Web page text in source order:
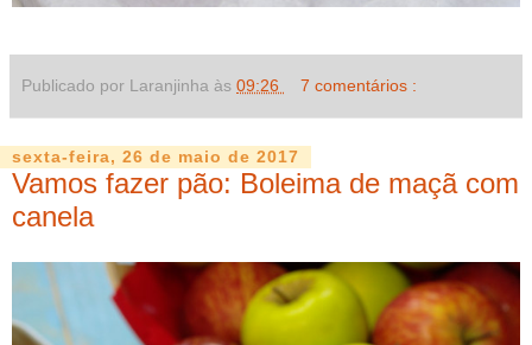
Publicado por Laranjinha às 09:26 7 comentários :
sexta-feira, 26 de maio de 2017
Vamos fazer pão: Boleima de maçã com
canela